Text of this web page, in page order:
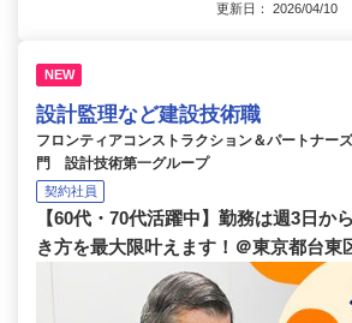
更新日： 2026/04/10
NEW
設計監理など建設技術職
フロンティアコンストラクション＆パートナ
門 設計技術第一グループ
契約社員
【60代・70代活躍中】勤務は週3日か
き方を最大限叶えます！＠東京都台東